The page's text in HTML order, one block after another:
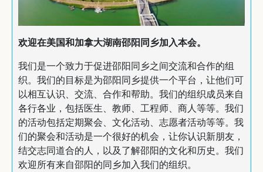
欢迎在美国和加拿大湖南邵阳同乡加入本会。
我们是一个致力于促进邵阳同乡之间交流和合作的组
织。我们的目标是为邵阳同乡提供一个平台，让他们可
以相互认识、交流、合作和帮助。我们的组织成员来自
各行各业，包括医生、教师、工程师、商人等等。我们
的活动包括定期聚会、文化活动、志愿者活动等等。我
们的聚会和活动是一个很好的机会，让你认识新朋友，
结交志同道合的人，以及了解邵阳的文化和历史。我们
欢迎所有来自邵阳的同乡加入我们的组织。